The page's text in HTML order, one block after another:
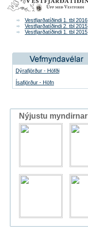
Vestfjarðatíðindi 1. tbl 2016
Vestfjarðatíðindi 2. tbl 2015
Vestfjarðatíðindi 1. tbl 2015
Dýrafjörður - Höfði
Ísafjörður - Höfn
Nýjustu myndirnar